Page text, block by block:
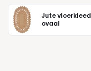
Jute vloerkleed
ovaal